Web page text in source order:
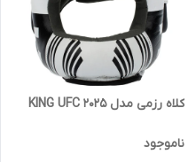
کلاه رزمی مدل KING UFC 2025
ناموجود